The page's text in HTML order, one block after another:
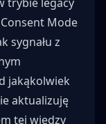
Mode
sygnału z
jakąkolwiek
aktualizuję
tej wiedzy